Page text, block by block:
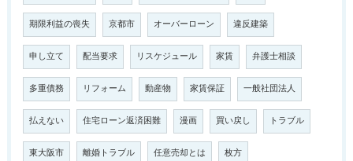
期限利益の喪失 京都市 オーバーローン 違反建築
申し立て 配当要求 リスケジュール 家賃 弁護士相談
多重債務 リフォーム 動産物 家賃保証 一般社団法人
払えない 住宅ローン返済困難 漫画 買い戻し トラブル
東大阪市 離婚トラブル 任意売却とは 枚方